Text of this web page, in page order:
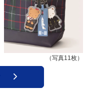
（写真11枚）